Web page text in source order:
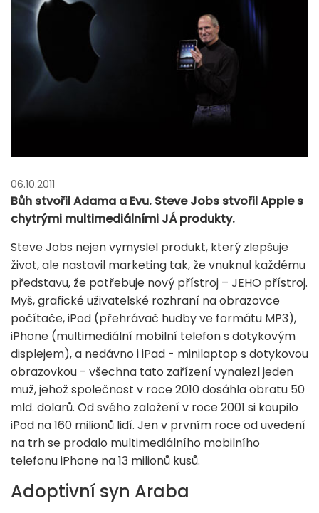
06.10.2011
Bůh stvořil Adama a Evu. Steve Jobs stvořil Apple s
chytrými multimediálními JÁ produkty.
Steve Jobs nejen vymyslel produkt, který zlepšuje
život, ale nastavil marketing tak, že vnuknul každému
představu, že potřebuje nový přístroj – JEHO přístroj.
Myš, grafické uživatelské rozhraní na obrazovce
počítače, iPod (přehrávač hudby ve formátu MP3),
iPhone (multimediální mobilní telefon s dotykovým
displejem), a nedávno i iPad - minilaptop s dotykovou
obrazovkou - všechna tato zařízení vynalezl jeden
muž, jehož společnost v roce 2010 dosáhla obratu 50
mld. dolarů. Od svého založení v roce 2001 si koupilo
iPod na 160 milionů lidí. Jen v prvním roce od uvedení
na trh se prodalo multimediálního mobilního
telefonu iPhone na 13 milionů kusů.
Adoptivní syn Araba